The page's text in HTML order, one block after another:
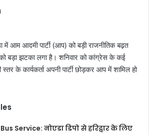
में आम आदमी पार्टी (आप) को बड़ी राजनीतिक बढ़त
बड़ा झटका लगा है। शनिवार को कांग्रेस के कई
के कार्यकर्ता अपनी पार्टी छोड़कर आप में शामिल हो
Bus Service: नोएडा डिपो से हरिद्वार के लिए